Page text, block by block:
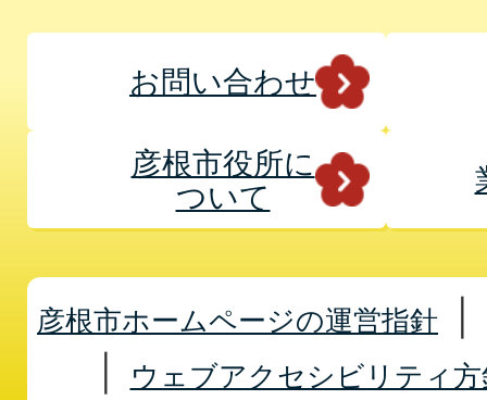
お問い合わせ
彦根市役所に
ついて
彦根市ホームページの運営指針
ウェブアクセシビリティ方